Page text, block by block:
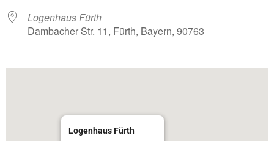
Logenhaus Fürth
Dambacher Str. 11, Fürth, Bayern, 90763
Logenhaus Fürth